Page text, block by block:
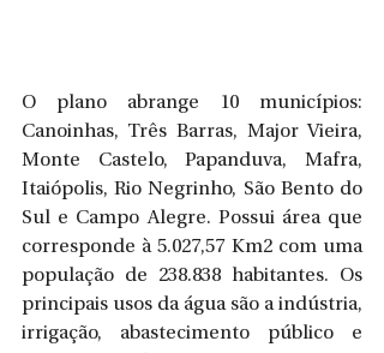
O plano abrange 10 municípios:
Canoinhas, Três Barras, Major Vieira,
Monte Castelo, Papanduva, Mafra,
Itaiópolis, Rio Negrinho, São Bento do
Sul e Campo Alegre. Possui área que
corresponde à 5.027,57 Km2 com uma
população de 238.838 habitantes. Os
principais usos da água são a indústria,
irrigação, abastecimento público e